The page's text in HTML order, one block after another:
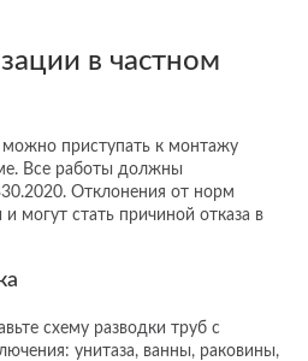
в частном
можно приступать к монтажу
Все работы должны
Отклонения от норм
могут стать причиной отказа в
схему разводки труб с
унитаза, ванны, раковины,